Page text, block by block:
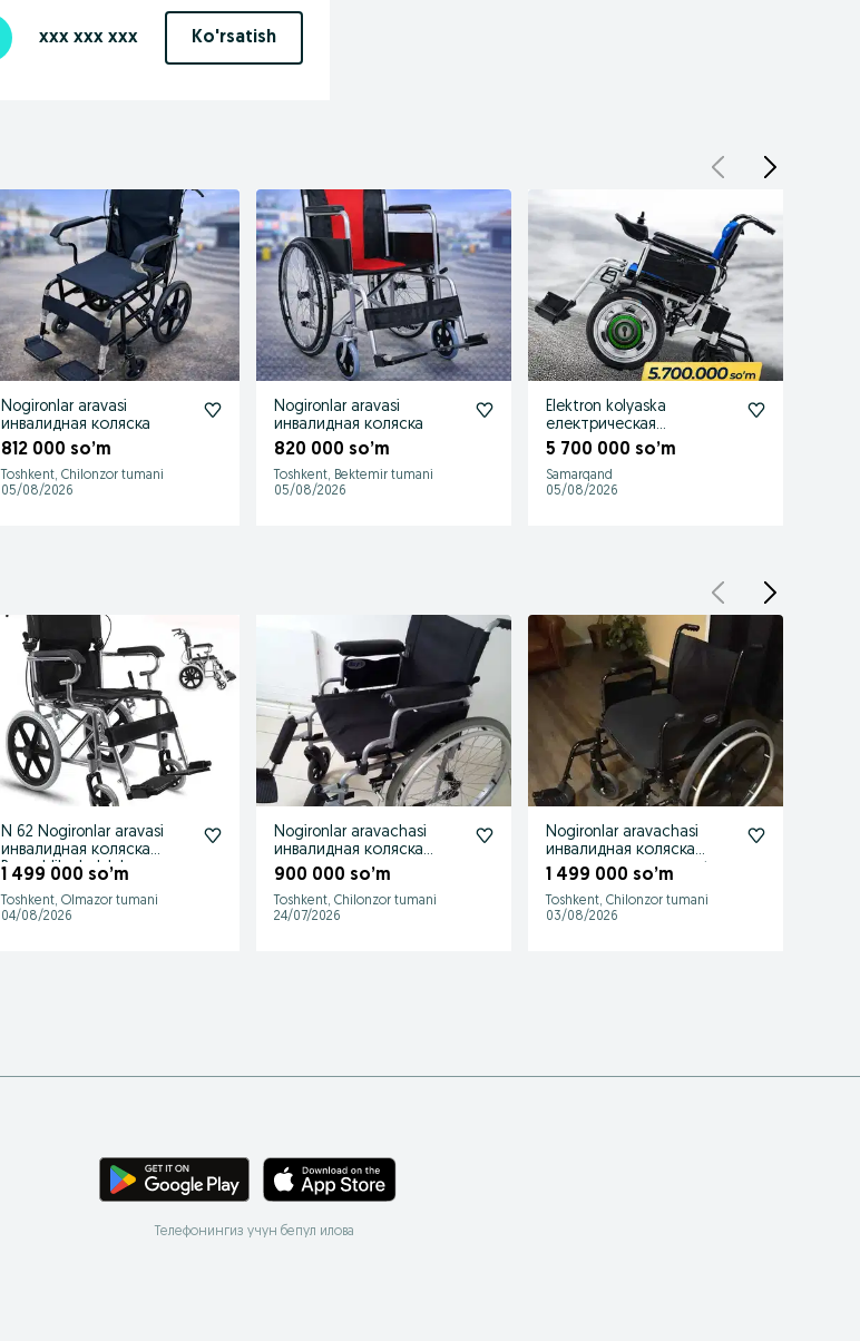
xxx xxx xxx Ko'rsatish
Nogironlar aravasi
инвалидная коляска
812 000 so’m
Toshkent, Chilonzor tumani
05/08/2026
Nogironlar aravasi
инвалидная коляска
820 000 so’m
Toshkent, Bektemir tumani
05/08/2026
Elektron kolyaska
електрическая
инвалидная коляска
5 700 000 so’m
Samarqand
05/08/2026
N 62 Nogironlar aravasi
инвалидная коляска
Respublika bo'ylab
1 499 000 so’m
Toshkent, Olmazor tumani
04/08/2026
Nogironlar aravachasi
инвалидная коляска
инвалидные коляски
900 000 so’m
Toshkent, Chilonzor tumani
24/07/2026
Nogironlar aravachasi
инвалидная коляска
инвалидные коляски trvrg
1 499 000 so’m
Toshkent, Chilonzor tumani
03/08/2026
Телефонингиз учун бепул илова